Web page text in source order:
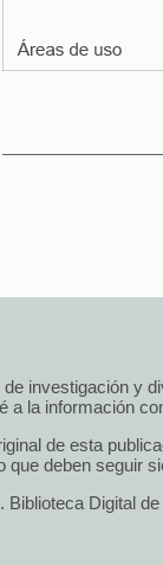
investigación y
a la información
de esta
que deben seguir
Biblioteca Digital